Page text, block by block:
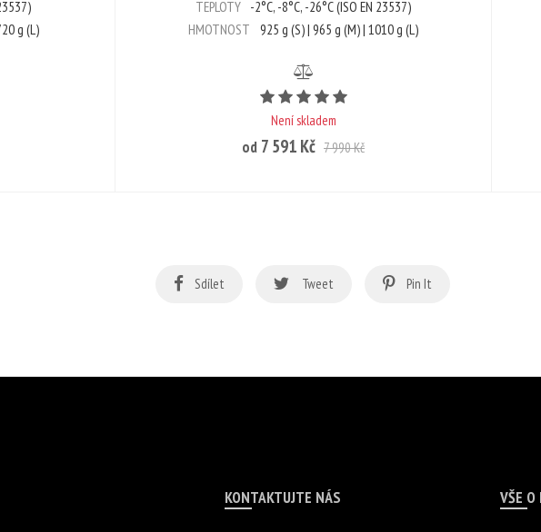
g (L)
TEPLOTY -2°C, -8°C, -26°C (ISO EN 23537)
HMOTNOST 925 g (S) | 965 g (M) | 1010 g (L)
Není skladem
od 7 591 Kč 7 990 Kč
Sdílet Tweet Pin It
KONTAKTUJTE NÁS VŠE O